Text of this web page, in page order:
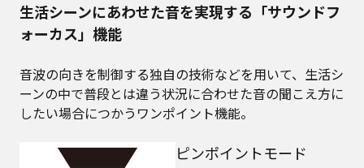
生活シーンにあわせた音を実現する「サウンドフ
ォーカス」機能
音波の向きを制御する独自の技術などを用いて、生活シ
ーンの中で普段とは違う状況に合わせた音の聞こえ方に
したい場合につかうワンポイント機能。
ピンポイントモード